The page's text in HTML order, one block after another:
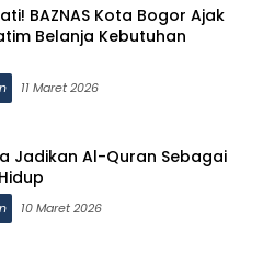
BAZNAS Kota Bogor Ajak
Belanja Kebutuhan
11 Maret 2026
Jadikan Al-Quran Sebagai
10 Maret 2026